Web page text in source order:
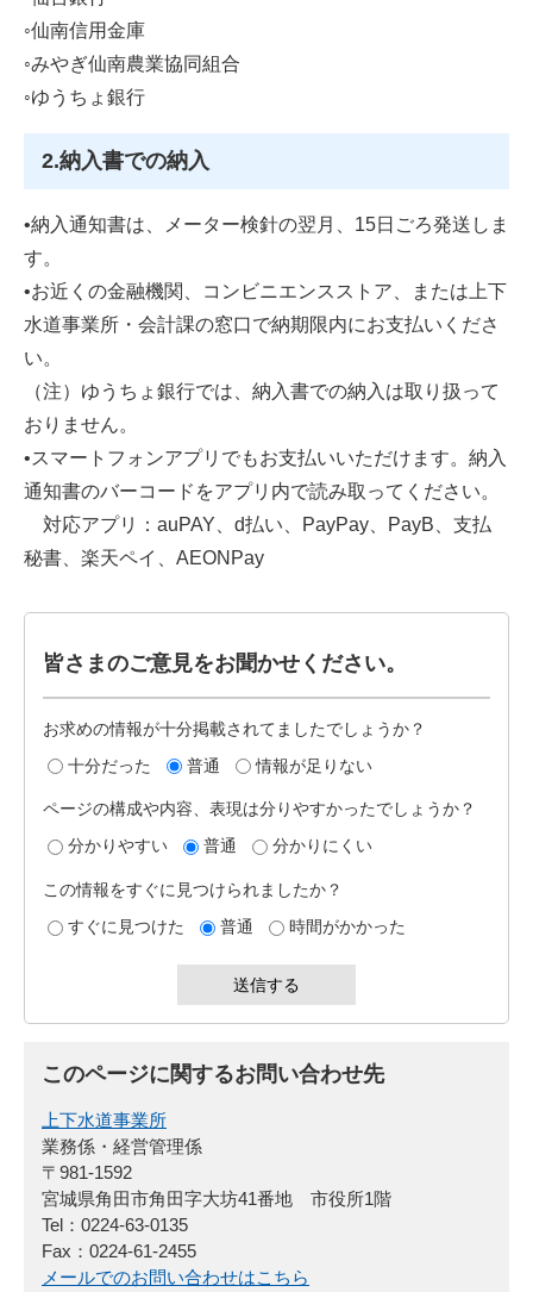
◦仙南信用金庫
◦みやぎ仙南農業協同組合
◦ゆうちょ銀行
2.納入書での納入
•納入通知書は、メーター検針の翌月、15日ごろ発送しま
す。
•お近くの金融機関、コンビニエンスストア、または上下
水道事業所・会計課の窓口で納期限内にお支払いくださ
い。
（注）ゆうちょ銀行では、納入書での納入は取り扱って
おりません。
•スマートフォンアプリでもお支払いいただけます。納入
通知書のバーコードをアプリ内で読み取ってください。
対応アプリ：auPAY、d払い、PayPay、PayB、支払
秘書、楽天ペイ、AEONPay
皆さまのご意見をお聞かせください。
お求めの情報が十分掲載されてましたでしょうか？
十分だった
普通 情報が足りない
ページの構成や内容、表現は分りやすかったでしょうか？
分かりやすい
普通 分かりにくい
この情報をすぐに見つけられましたか？
すぐに見つけた
普通 時間がかかった
このページに関するお問い合わせ先
上下水道事業所
業務係・経営管理係
〒981-1592
宮城県角田市角田字大坊41番地 市役所1階
Tel：0224-63-0135
Fax：0224-61-2455
メールでのお問い合わせはこちら